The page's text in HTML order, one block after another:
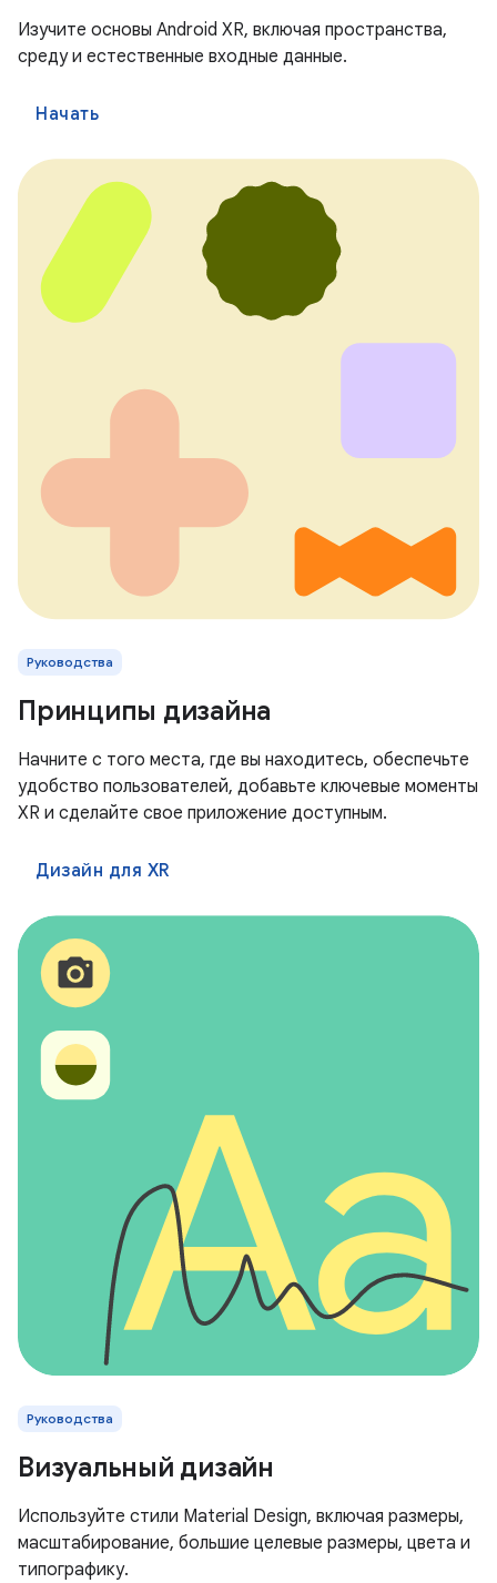
Изучите основы Android XR, включая пространства,
среду и естественные входные данные.
Начать
Руководства
Принципы дизайна
Начните с того места, где вы находитесь, обеспечьте
удобство пользователей, добавьте ключевые моменты
XR и сделайте свое приложение доступным.
Дизайн для XR
Руководства
Визуальный дизайн
Используйте стили Material Design, включая размеры,
масштабирование, большие целевые размеры, цвета и
типографику.